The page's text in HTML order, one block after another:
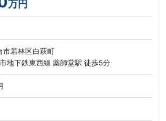
万円
市若林区白萩町
地下鉄東西線 薬師堂駅 徒歩5分